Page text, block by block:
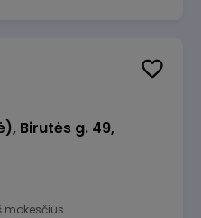
Birutės g. 49,
mokesčius